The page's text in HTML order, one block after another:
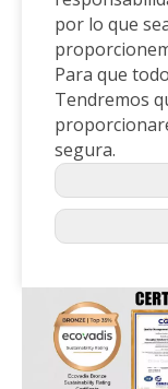
por lo que
Para que
Tendremos
segura.